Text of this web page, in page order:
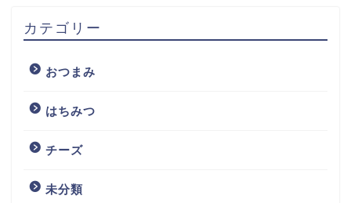
カテゴリー
おつまみ
はちみつ
チーズ
未分類